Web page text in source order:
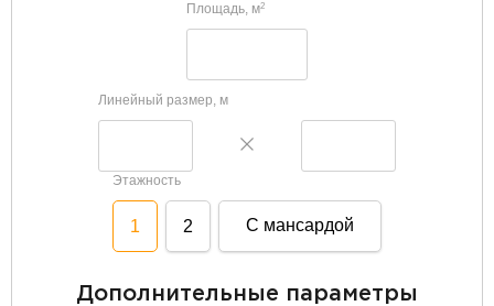
Площадь, м2
Линейный размер, м
Этажность
1 2 С мансардой
Дополнительные параметры